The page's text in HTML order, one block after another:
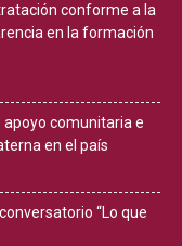
conforme a la
en la formación
apoyo comunitaria e
en el país
“Lo que